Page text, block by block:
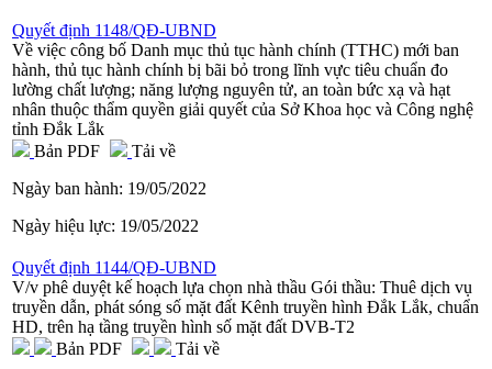
Quyết định 1148/QĐ-UBND
Về việc công bố Danh mục thủ tục hành chính (TTHC) mới ban
hành, thủ tục hành chính bị bãi bỏ trong lĩnh vực tiêu chuẩn đo
lường chất lượng; năng lượng nguyên tử, an toàn bức xạ và hạt
nhân thuộc thẩm quyền giải quyết của Sở Khoa học và Công nghệ
tỉnh Đắk Lắk
Bản PDF
Tải về
Ngày ban hành: 19/05/2022
Ngày hiệu lực: 19/05/2022
Quyết định 1144/QĐ-UBND
V/v phê duyệt kế hoạch lựa chọn nhà thầu Gói thầu: Thuê dịch vụ
truyền dẫn, phát sóng số mặt đất Kênh truyền hình Đắk Lắk, chuẩn
HD, trên hạ tầng truyền hình số mặt đất DVB-T2
Bản PDF
Tải về